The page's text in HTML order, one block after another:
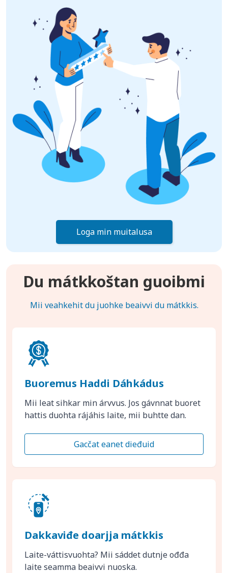
Loga min muitalusa
Du mátkkoštan guoibmi
Mii veahkehit du juohke beaivvi du mátkkis.
Buoremus Haddi Dáhkádus
Mii leat sihkar min árvvus. Jos gávnnat buoret
hattis duohta rájáhis laite, mii buhtte dan.
Gacčat eanet dieđuid
Dakkaviđe doarjja mátkkis
Laite-váttisvuohta? Mii sáddet dutnje ođđa
laite seamma beaivvi nuoska.